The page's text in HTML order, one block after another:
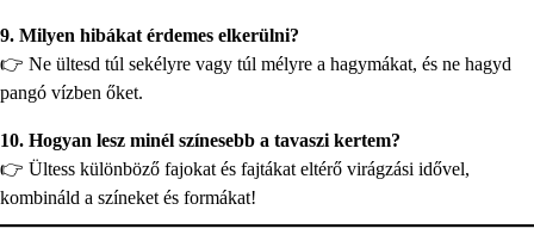
9. Milyen hibákat érdemes elkerülni?
👉 Ne ültesd túl sekélyre vagy túl mélyre a hagymákat, és ne hagyd
pangó vízben őket.
10. Hogyan lesz minél színesebb a tavaszi kertem?
👉 Ültess különböző fajokat és fajtákat eltérő virágzási idővel,
kombináld a színeket és formákat!